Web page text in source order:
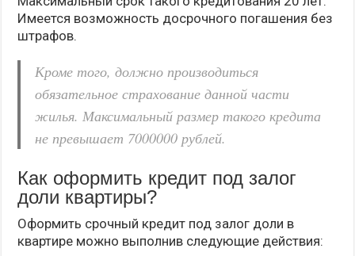
Имеется возможность досрочного погашения без
штрафов.
Кроме того, должно производиться
обязательное страхование данной части
жилья. Максимальный размер такого кредита
не превышает 7000000 рублей.
Как оформить кредит под залог
доли квартиры?
Оформить срочный кредит под залог доли в
квартире можно выполнив следующие действия: